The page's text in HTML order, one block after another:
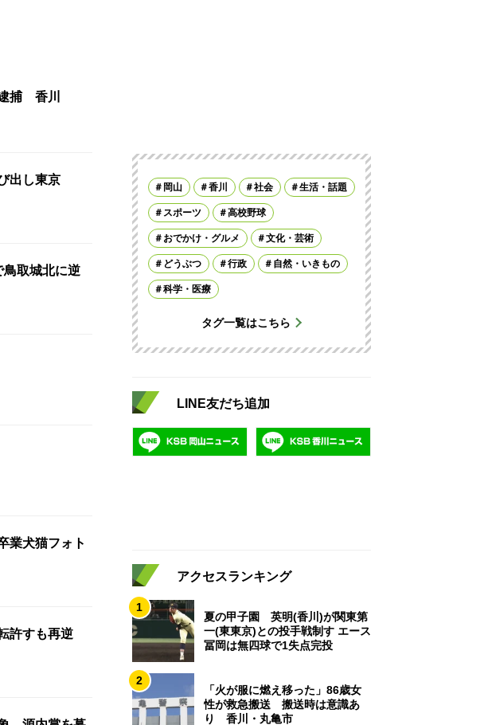
捕 香川
出し東京
取城北に逆
業犬猫フォト
許すも再逆
岡山 香川 社会 生活・話題
スポーツ 高校野球
おでかけ・グルメ 文化・芸術
どうぶつ 行政 自然・いきもの
科学・医療
タグ一覧はこちら
LINE友だち追加
アクセスランキング
1
夏の甲子園 英明(香川)が関東第
一(東東京)との投手戦制す エース
冨岡は無四球で1失点完投
2
「火が服に燃え移った」86歳女
性が救急搬送 搬送時は意識あ
り 香川・丸亀市